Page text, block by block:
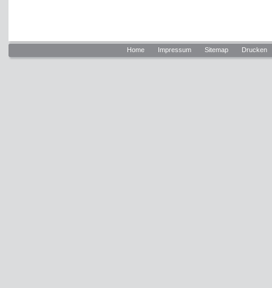
Home Impressum Sitemap Drucken